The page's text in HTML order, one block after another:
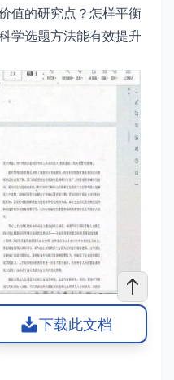
值的研究点？怎样平衡
学选题方法能有效提升
的选择指南
下载此文档